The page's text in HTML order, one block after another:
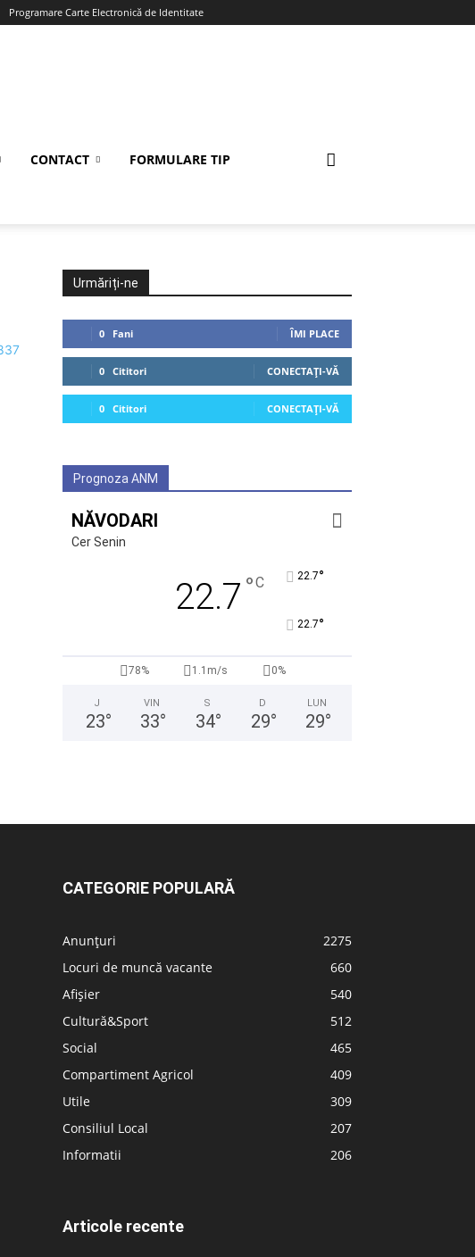
Programare Carte Electronică de Identitate
CONTACT FORMULARE TIP
Urmăriți-ne
0 Fani ÎMI PLACE
0 Cititori CONECTAȚI-VĂ
0 Cititori CONECTAȚI-VĂ
Prognoza ANM
NĂVODARI
Cer Senin
22.7 °C 22.7°
22.7°
78% 1.1m/s 0%
J
23°
VIN
33°
S
34°
D
29°
LUN
29°
CATEGORIE POPULARĂ
Anunțuri
2275
Locuri de muncă vacante
660
Afișier
540
Cultură&Sport
512
Social
465
Compartiment Agricol
409
Utile
309
Consiliul Local
207
Informatii
206
Articole recente